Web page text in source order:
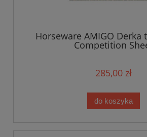
Horseware AMIGO Derka
Competition
285,00 zł
do koszyka